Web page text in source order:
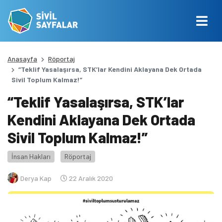
Anasayfa
Röportaj
“Teklif Yasalaşırsa, STK’lar Kendini Aklayana Dek Ortada
Sivil Toplum Kalmaz!”
“Teklif Yasalaşırsa, STK’lar
Kendini Aklayana Dek Ortada
Sivil Toplum Kalmaz!”
İnsan Hakları Röportaj
Derya Kap 22 Aralık 2020